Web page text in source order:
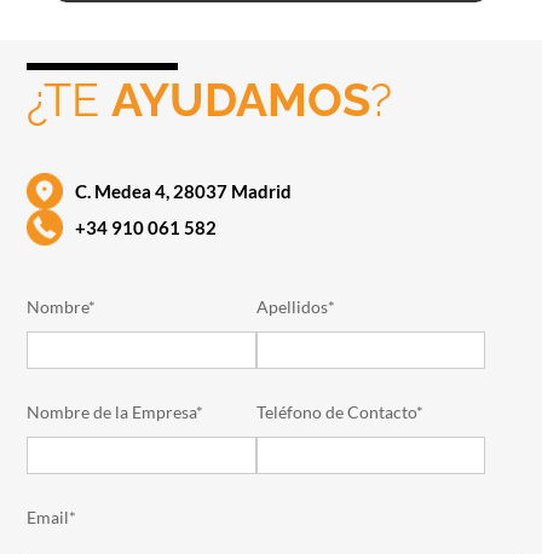
¿TEAYUDAMOS?
C. Medea 4, 28037 Madrid
+34 910 061 582
Nombre* Apellidos*
Nombre de la Empresa* Teléfono de Contacto*
Email*